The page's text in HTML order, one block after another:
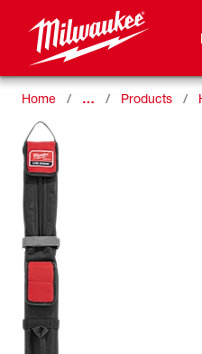
Home … Products